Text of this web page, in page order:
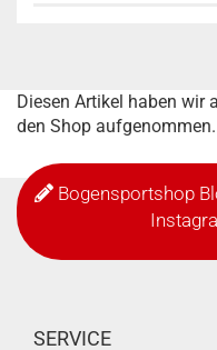
Diesen Artikel haben wir
den Shop aufgenommen.
Bogensportshop
SERVICE